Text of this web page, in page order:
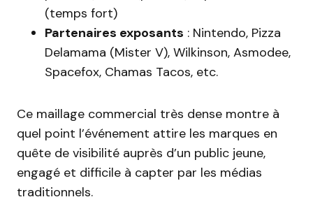
(temps fort)
Partenaires exposants : Nintendo, Pizza
Delamama (Mister V), Wilkinson, Asmodee,
Spacefox, Chamas Tacos, etc.
Ce maillage commercial très dense montre à
quel point l’événement attire les marques en
quête de visibilité auprès d’un public jeune,
engagé et difficile à capter par les médias
traditionnels.